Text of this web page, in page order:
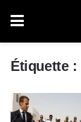
Étiquette :